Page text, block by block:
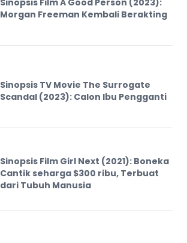
Sinopsis Film A Good Person (2023):
Morgan Freeman Kembali Berakting
Sinopsis TV Movie The Surrogate
Scandal (2023): Calon Ibu Pengganti
Sinopsis Film Girl Next (2021): Boneka
Cantik seharga $300 ribu, Terbuat
dari Tubuh Manusia